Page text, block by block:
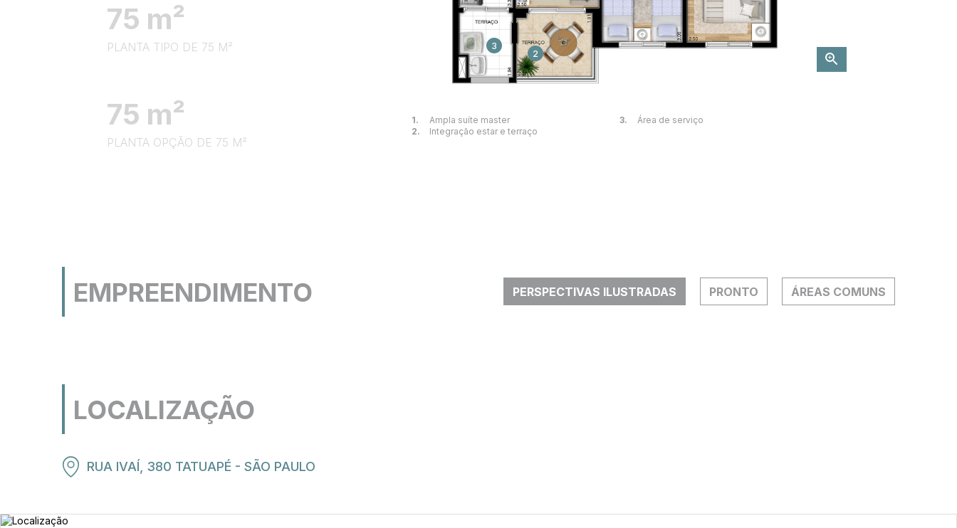
75 m²
PLANTA TIPO DE 75 M²
75 m²
PLANTA OPÇÃO DE 75 M²
2
3
Ampla suíte master
Integração estar e terraço
Área de serviço
EMPREENDIMENTO PERSPECTIVAS ILUSTRADAS PRONTO ÁREAS COMUNS
LOCALIZAÇÃO
RUA IVAÍ, 380 TATUAPÉ - SÃO PAULO